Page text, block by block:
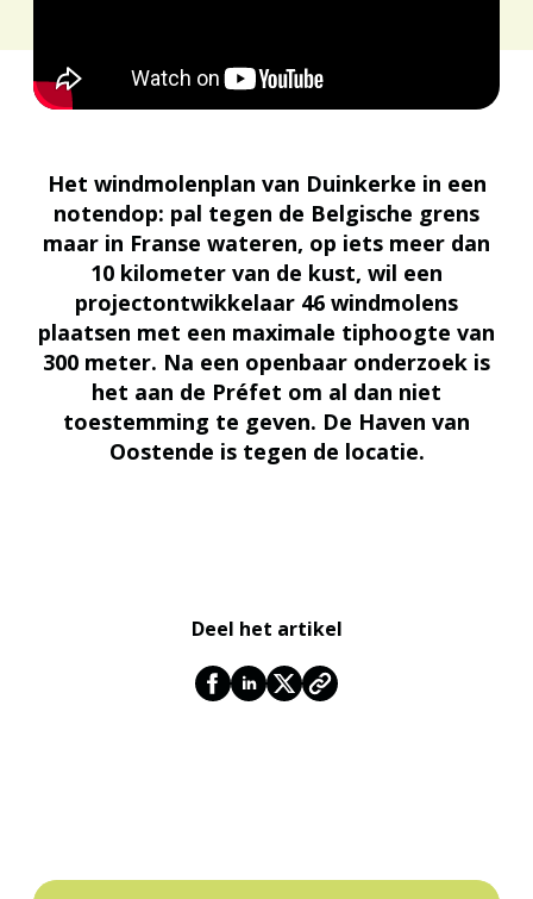
Het windmolenplan van Duinkerke in een
notendop: pal tegen de Belgische grens
maar in Franse wateren, op iets meer dan
10 kilometer van de kust, wil een
projectontwikkelaar 46 windmolens
plaatsen met een maximale tiphoogte van
300 meter. Na een openbaar onderzoek is
het aan de Préfet om al dan niet
toestemming te geven. De Haven van
Oostende is tegen de locatie.
Deel het artikel